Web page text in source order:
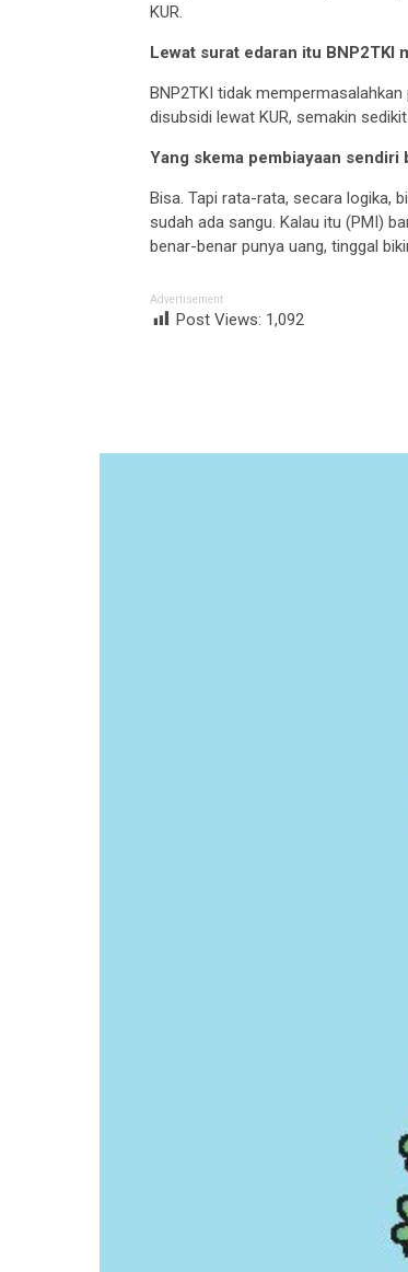
KUR.
Lewat surat edaran itu
BNP2TKI tidak
disubsidi lewat KUR, semakin
Yang skema pembiayaan
Bisa. Tapi rata-rata, secara logika,
sudah ada sangu. Kalau itu (PMI)
benar-benar punya uang, tinggal
Advertisement
Post Views: 1,092